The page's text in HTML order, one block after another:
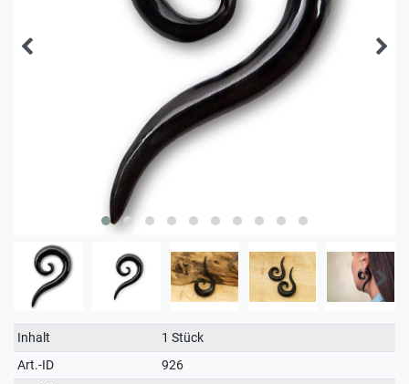
Technisches
Merkmal
Wert
Inhalt
1 Stück
Art.-ID
926